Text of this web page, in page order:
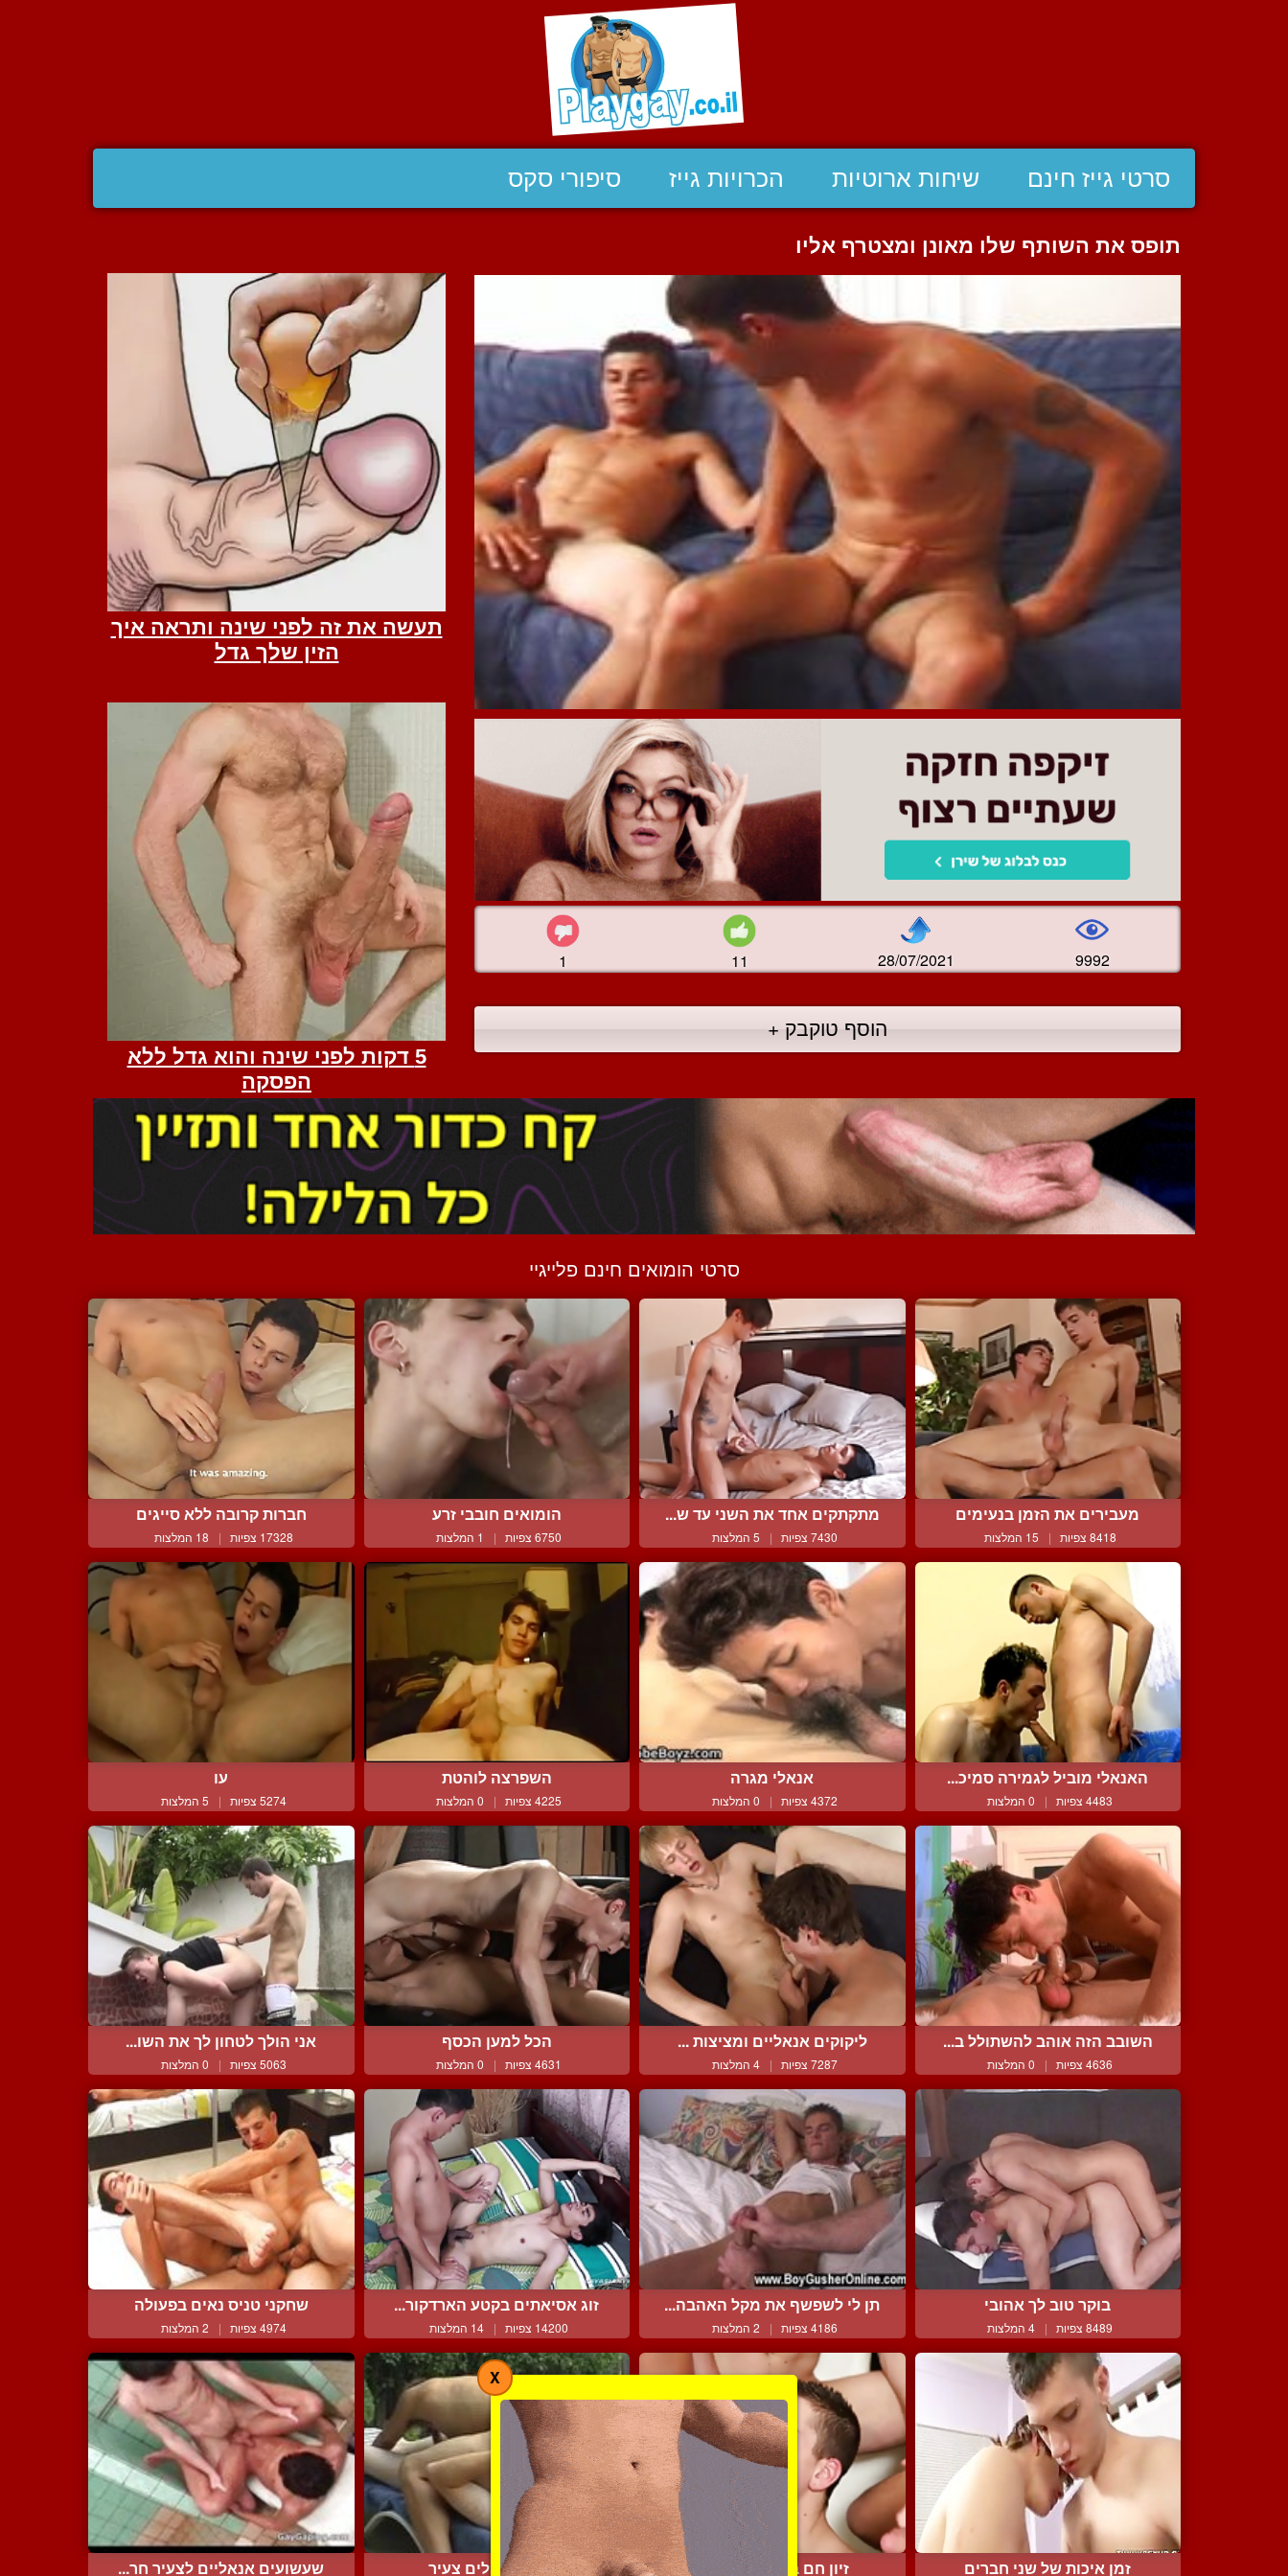
סרטי גייז חינם שיחות ארוטיות הכרויות גייז סיפורי סקס
תופס את השותף שלו מאונן ומצטרף אליו
1 11 28/07/2021 9992
הוסף טוקבק +
סרטי הומואים חינם פלייגיי
מעבירים את הזמן בנעימים
8418 צפיות | 15 המלצות
מתקתקים אחד את השני עד ש...
7430 צפיות | 5 המלצות
הומואים חובבי זרע
6750 צפיות | 1 המלצות
חברות קרובה ללא סייגים
17328 צפיות | 18 המלצות
האנאלי מוביל לגמירה סמיכ...
4483 צפיות | 0 המלצות
אנאלי מגרה
4372 צפיות | 0 המלצות
השפרצה לוהטת
4225 צפיות | 0 המלצות
עו
5274 צפיות | 5 המלצות
השובב הזה אוהב להשתולל ב...
4636 צפיות | 0 המלצות
ליקוקים אנאליים ומציצות ...
7287 צפיות | 4 המלצות
הכל למען הכסף
4631 צפיות | 0 המלצות
אני הולך לטחון לך את השו...
5063 צפיות | 0 המלצות
בוקר טוב לך אהובי
8489 צפיות | 4 המלצות
תן לי לשפשף את מקל האהבה...
4186 צפיות | 2 המלצות
זוג אסיאתים בקטע הארדקור...
14200 צפיות | 14 המלצות
שחקני טניס נאים בפעולה
4974 צפיות | 2 המלצות
זמן איכות של שני חברים זיון חם בחדר ההלבשה חולה בולבולים צעיר שעשועים אנאליים לצעיר חר...
X